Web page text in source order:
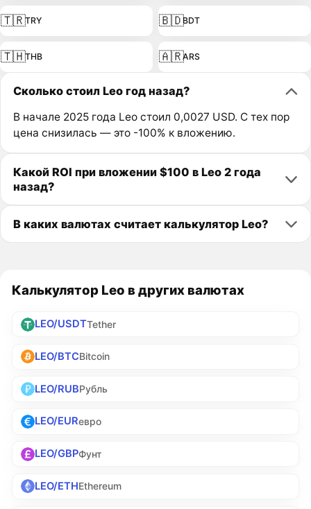
🇹🇷TRY 🇧🇩BDT
🇹🇭THB 🇦🇷ARS
Сколько стоил Leo год назад?
В начале 2025 года Leo стоил 0,0027 USD. С тех пор
цена снизилась — это -100% к вложению.
Какой ROI при вложении $100 в Leo 2 года
назад?
В каких валютах считает калькулятор Leo?
Калькулятор Leo в других валютах
LEO/USDTTether
LEO/BTCBitcoin
LEO/RUBРубль
LEO/EURевро
LEO/GBPФунт
LEO/ETHEthereum